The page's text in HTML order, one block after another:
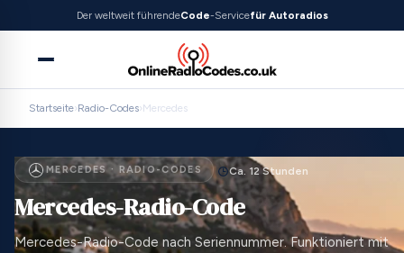
Der weltweit führendeCode -Servicefür Autoradios
Startseite›Radio-Codes›Mercedes
MERCEDES · RADIO-CODES Ca. 12 Stunden
Mercedes-Radio-Code
Mercedes-Radio-Code nach Seriennummer. Funktioniert mit